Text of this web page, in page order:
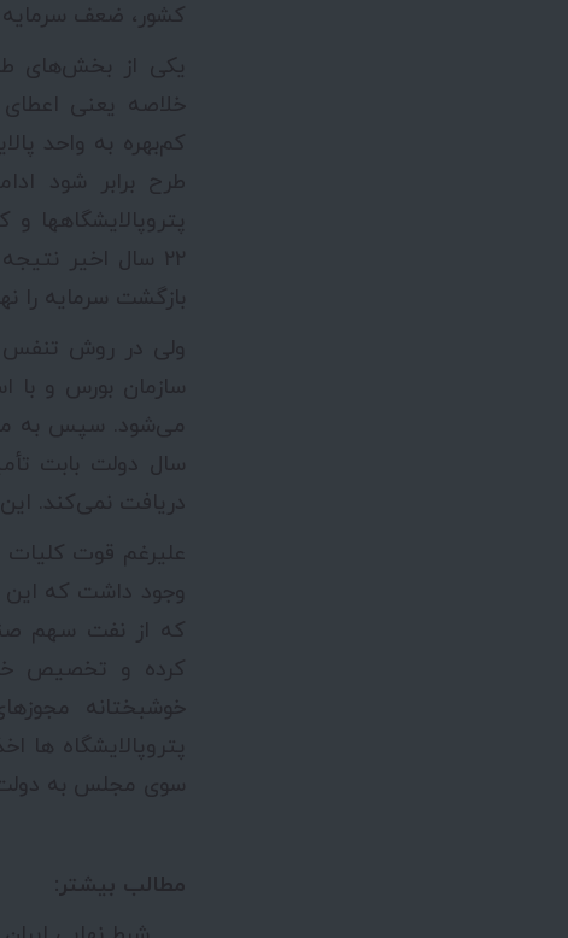
کشور، ضعف سرمایه
یکی از بخش‌های
خلاصه یعنی اعطای
کم‌بهره به واحد
طرح برابر شود
بازگشت سرمایه را نهایتاً از ۱۳ سال به ۱۰ سال کاهش می‌دهد و این مدت
ولی در روش
سازمان بورس و
می‌شود. سپس به
سال دولت بابت
دریافت نمی‌کند.
علیرغم قوت
وجود داشت که این
که از نفت سهم
کرده و تخصیص
خوشبختانه
پتروپالایشگاه
سوی مجلس به
مطالب بیشتر: